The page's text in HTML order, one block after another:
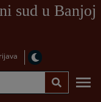
sud u Banjoj